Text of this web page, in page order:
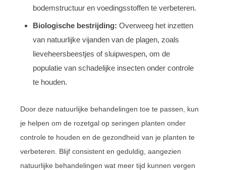
bodemstructuur en voedingsstoffen te verbeteren.
Biologische bestrijding: Overweeg het inzetten
van natuurlijke vijanden van de plagen, zoals
lieveheersbeestjes of sluipwespen, om de
populatie van schadelijke insecten onder controle
te houden.
Door deze natuurlijke behandelingen toe te passen, kun
je helpen om de rozetgal op seringen planten onder
controle te houden en de gezondheid van je planten te
verbeteren. Blijf consistent en geduldig, aangezien
natuurlijke behandelingen wat meer tijd kunnen vergen